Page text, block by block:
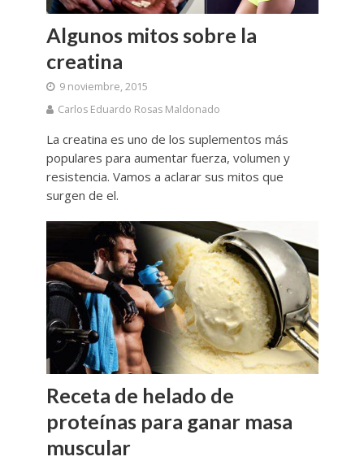
Algunos mitos sobre la
creatina
9 noviembre, 2015
Carlos Eduardo Rosas Maldonado
La creatina es uno de los suplementos más
populares para aumentar fuerza, volumen y
resistencia. Vamos a aclarar sus mitos que
surgen de el.
Receta de helado de
proteínas para ganar masa
muscular